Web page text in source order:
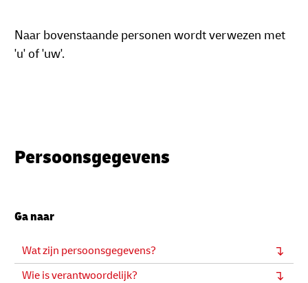
Naar bovenstaande personen wordt verwezen met
'u' of 'uw'.
Persoonsgegevens
Ga naar
Wat zijn persoonsgegevens?
Wie is verantwoordelijk?